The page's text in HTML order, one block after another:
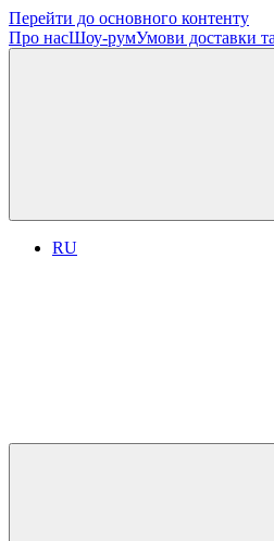
Перейти до основного контенту
Про насШоу-румУмови доставки
RU